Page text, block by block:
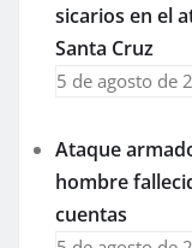
sicarios en el
Santa Cruz
5 de agosto de
Ataque
hombre
cuentas